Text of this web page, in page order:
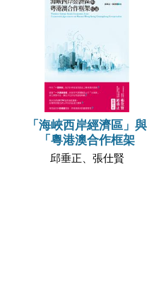
「海峽西岸經濟區」與
「粵港澳合作框架
邱垂正、張仕賢